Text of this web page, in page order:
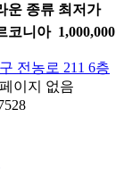
운 종류 최저가
코니아 1,000,000
전농로 211 6층
이지 없음